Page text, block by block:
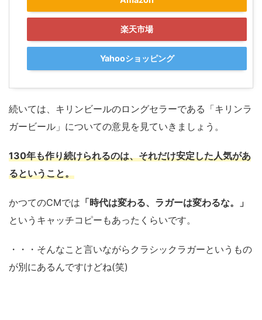
楽天市場
Yahooショッピング
続いては、キリンビールのロングセラーである「キリンラ
ガービール」についての意見を見ていきましょう。
130年も作り続けられるのは、それだけ安定した人気があ
るということ。
かつてのCMでは 「時代は変わる、ラガーは変わるな。」
というキャッチコピーもあったくらいです。
・・・そんなこと言いながらクラシックラガーというもの
が別にあるんですけどね(笑)